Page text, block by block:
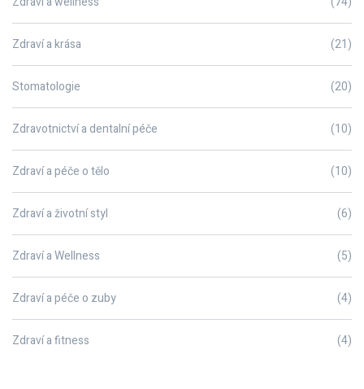
Zdraví a krása (21)
Stomatologie (20)
Zdravotnictví a dentalní péče (10)
Zdraví a péče o tělo (10)
Zdraví a životní styl (6)
Zdraví a Wellness (5)
Zdraví a péče o zuby (4)
Zdraví a fitness (4)